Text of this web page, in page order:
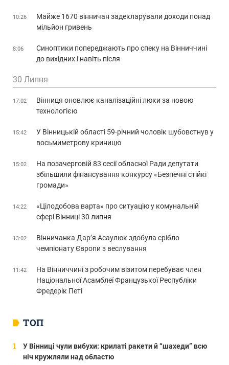
ТОП
У Вінниці чули вибухи: крилаті ракети й “шахеди” всю
ніч кружляли над областю
10:26
Майже 1670 вінничан задекларували доходи понад
мільйон гривень
8:06
Синоптики попереджають про спеку на Вінниччині
до вихідних і навіть після
30 Липня
17:02
Вінниця оновлює каналізаційні люки за новою
технологією
15:42
У Вінницькій області 59-річний чоловік шубовстнув у
восьмиметрову криницю
15:02
На позачерговій 83 сесії обласної Ради депутати
збільшили фінансування конкурсу «Безпечні стійкі
громади»
14:22
«Цілодобова варта» про ситуацію у комунальній
сфері Вінниці 30 липня
13:02
Вінничанка Дар’я Асаулюк здобула срібло
чемпіонату Європи з веслування
11:42
На Вінниччині з робочим візитом перебуває член
Національної Асамблеї Французької Республіки
Фредерік Петі